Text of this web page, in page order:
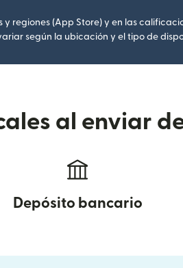
regiones (App Store) y en las
según la ubicación y el tipo de
al enviar
Depósito bancario